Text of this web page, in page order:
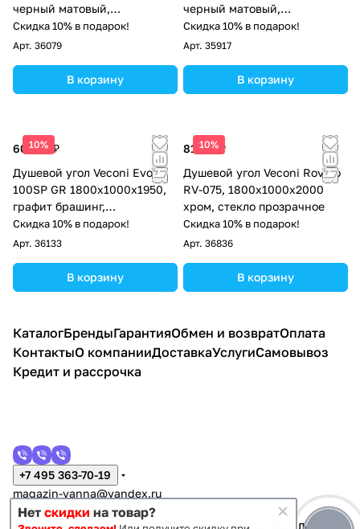
черный матовый,
тонированное стекло
Скидка 10% в подарок!
Арт. 36079
В корзину
черный матовый,
прозрачное стекло
Скидка 10% в подарок!
Арт. 35917
В корзину
10%
60 535 ₽
Душевой угол Veconi Evo
100SP GR 1800х1000x1950,
графит брашинг,
тонированное стекло
Скидка 10% в подарок!
Арт. 36133
В корзину
10%
81 717 ₽
Душевой угол Veconi Rovigo
RV-075, 1800х1000х2000
хром, стекло прозрачное
Скидка 10% в подарок!
Арт. 36836
В корзину
КаталогБрендыГарантияОбмен и возвратОплата
КонтактыО компанииДоставкаУслугиСамовывоз
Кредит и рассрочка
+7 495 363-70-19
magazin-vanna@yandex.ru
г. Москва, Митино, улица Пятницкое шоссе 47
Нет скидки на товар?